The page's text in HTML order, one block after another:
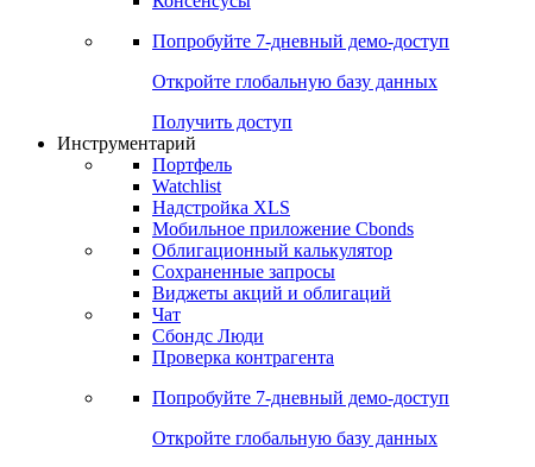
Попробуйте 7-дневный демо-доступ
Откройте глобальную базу данных
Получить доступ
Инструментарий
Портфель
Watchlist
Надстройка XLS
Мобильное приложение Cbonds
Облигационный калькулятор
Сохраненные запросы
Виджеты акций и облигаций
Чат
Сбондс Люди
Проверка контрагента
Попробуйте 7-дневный демо-доступ
Откройте глобальную базу данных